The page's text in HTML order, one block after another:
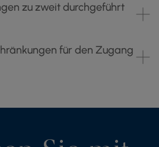
zu zweit durchgeführt
für den Zugang